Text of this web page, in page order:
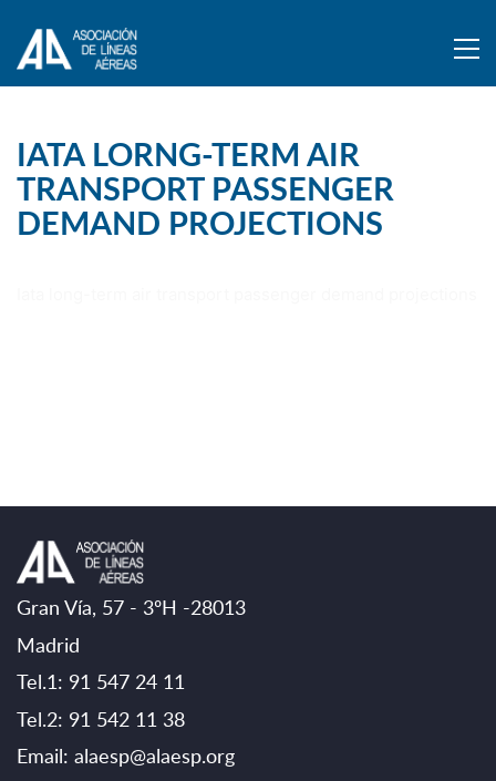
IATA LORNG-TERM AIR
TRANSPORT PASSENGER
DEMAND PROJECTIONS
Gran Vía, 57 - 3ºH -28013
Madrid
Tel.1: 91 547 24 11
Tel.2: 91 542 11 38
Email: alaesp@alaesp.org